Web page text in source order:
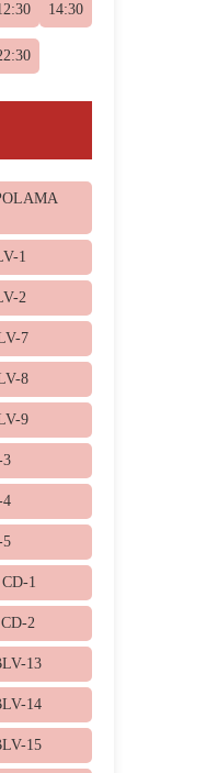
14:30
1
2
7
8
9
3
4
5
1
2
13
14
15